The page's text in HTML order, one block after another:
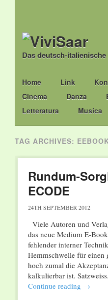
Das deutsch-
Main menu
Skip
to
content
Home Link
Cinema
Danza
Letteratura
Musica
TAG ARCHIVES:
Rundum-
ECODE
24TH SEPTEMBER 2012
Viele Autoren und
das neue Medium E-
fehlender interner
Hemmschwelle für einen
hoch zumal die
kalkulierbar ist.
Continue reading →